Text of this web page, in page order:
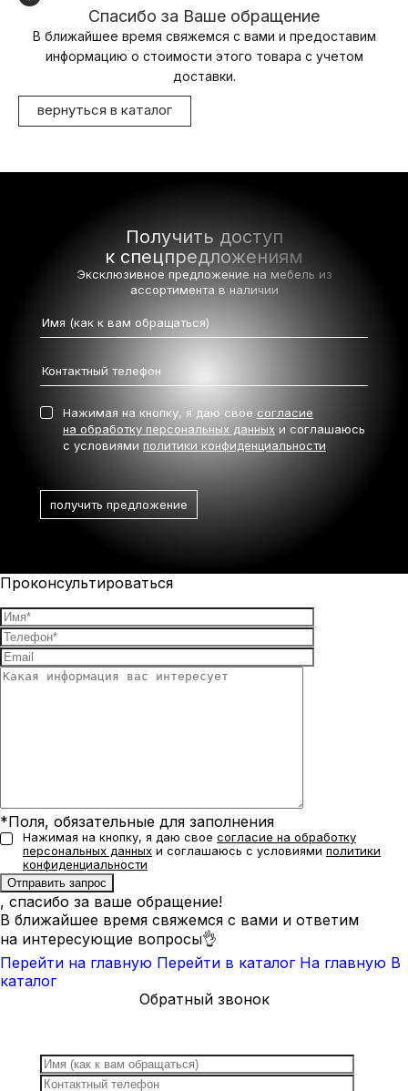
Спасибо за Ваше обращение
В ближайшее время свяжемся с вами и предоставим
информацию о стоимости этого товара с учетом
доставки.
вернуться в каталог
Получить доступ
к спецпредложениям
Эксклюзивное предложение на мебель из
ассортимента в наличии
Нажимая на кнопку, я даю свое согласие
на обработку персональных данных и соглашаюсь
с условиями политики конфиденциальности
Проконсультироваться
*Поля, обязательные для заполнения
Нажимая на кнопку, я даю свое согласие на обработку
персональных данных и соглашаюсь с условиями политики
конфиденциальности
, спасибо за ваше обращение!
В ближайшее время свяжемся с вами и ответим
на интересующие вопросы👌
Перейти на главную Перейти в каталог На главную В
каталог
Обратный звонок